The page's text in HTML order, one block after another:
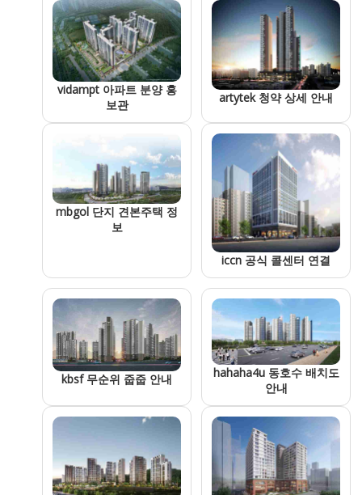
vidampt 아파트 분양 홍
보관
artytek 청약 상세 안내
mbgol 단지 견본주택 정
보
iccn 공식 콜센터 연결
kbsf 무순위 줍줍 안내
hahaha4u 동호수 배치도
안내